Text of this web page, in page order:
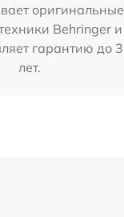
оригинальные
Behringer и
гарантию до 3
лет.